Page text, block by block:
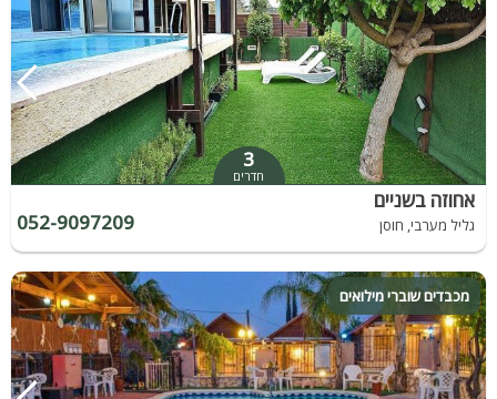
3
חדרים
אחוזה בשניים
גליל מערבי, חוסן 052-9097209
מכבדים שוברי מילואים